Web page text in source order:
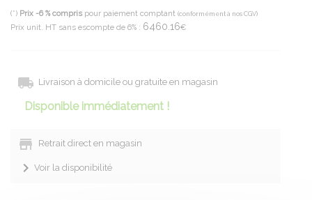
(*) Prix -6 % compris pour paiement comptant (conformément à nos CGV)
Prix unit. HT sans escompte de 6% : 6460.16€
Livraison à domicile ou gratuite en magasin
Disponible immédiatement !
Retrait direct en magasin
Voir la disponibilité